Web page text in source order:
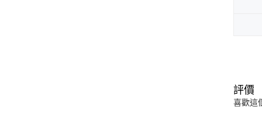
評價
喜歡這